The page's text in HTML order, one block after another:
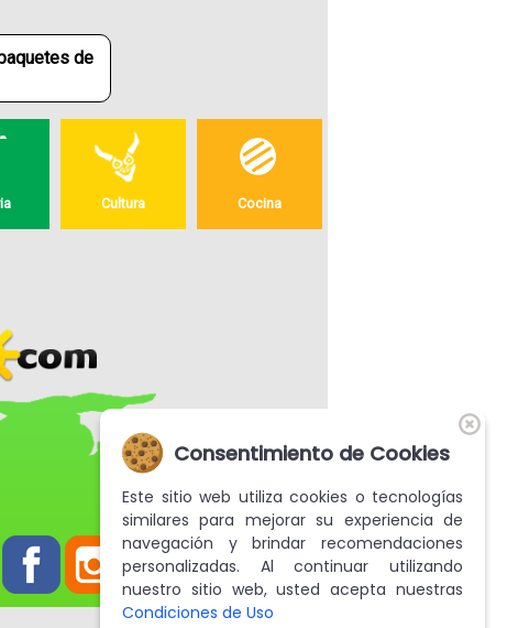
de
Cultura Cocina
Consentimiento de Cookies
Este sitio web utiliza cookies o tecnologías
similares para mejorar su experiencia de
navegación y brindar recomendaciones
personalizadas. Al continuar utilizando
nuestro sitio web, usted acepta nuestras
Condiciones de Uso